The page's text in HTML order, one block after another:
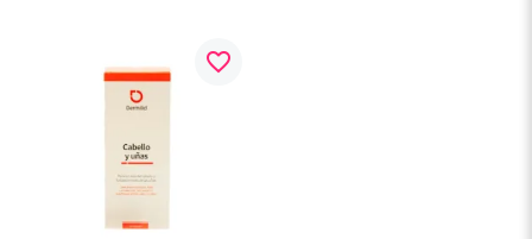
favorite_border